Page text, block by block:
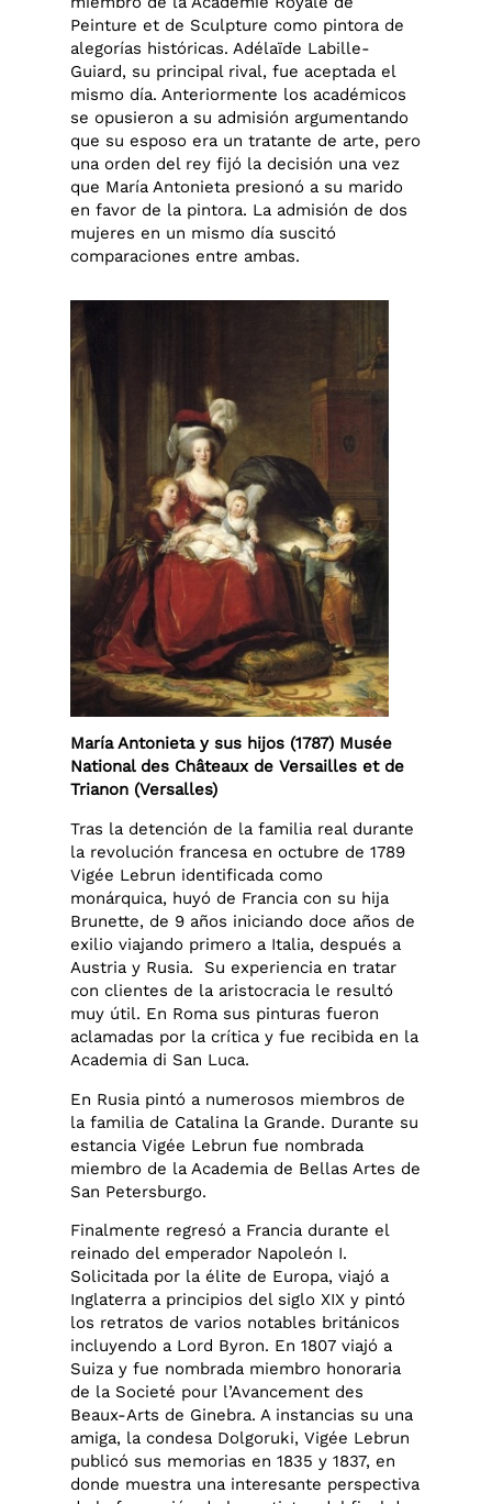
Peinture et de Sculpture como pintora de
alegorías históricas. Adélaïde Labille-
Guiard, su principal rival, fue aceptada el
mismo día. Anteriormente los académicos
se opusieron a su admisión argumentando
que su esposo era un tratante de arte, pero
una orden del rey fijó la decisión una vez
que María Antonieta presionó a su marido
en favor de la pintora. La admisión de dos
mujeres en un mismo día suscitó
comparaciones entre ambas.
María Antonieta y sus hijos (1787) Musée
National des Châteaux de Versailles et de
Trianon (Versalles)
Tras la detención de la familia real durante
la revolución francesa en octubre de 1789
Vigée Lebrun identificada como
monárquica, huyó de Francia con su hija
Brunette, de 9 años iniciando doce años de
exilio viajando primero a Italia, después a
Austria y Rusia. ​ Su experiencia en tratar
con clientes de la aristocracia le resultó
muy útil. En Roma sus pinturas fueron
aclamadas por la crítica y fue recibida en la
Academia di San Luca.
En Rusia pintó a numerosos miembros de
la familia de Catalina la Grande. Durante su
estancia Vigée Lebrun fue nombrada
miembro de la Academia de Bellas Artes de
San Petersburgo.
Finalmente regresó a Francia durante el
reinado del emperador Napoleón I.
Solicitada por la élite de Europa, viajó a
Inglaterra a principios del siglo XIX y pintó
los retratos de varios notables británicos
incluyendo a Lord Byron. En 1807 viajó a
Suiza y fue nombrada miembro honoraria
de la Societé pour l’Avancement des
Beaux-Arts de Ginebra. A instancias su una
amiga, la condesa Dolgoruki, Vigée Lebrun
publicó sus memorias en 1835 y 1837, en
donde muestra una interesante perspectiva